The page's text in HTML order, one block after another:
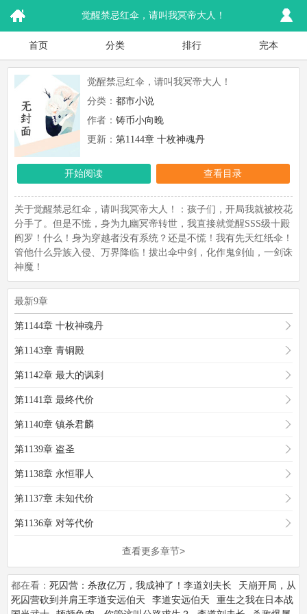
觉醒禁忌红伞，请叫我冥帝大人！
首页 分类 排行 完本
觉醒禁忌红伞，请叫我冥帝大人！
分类： 都市小说
作者： 铸币小向晚
更新： 第1144章 十枚神魂丹
开始阅读 查看目录
关于觉醒禁忌红伞，请叫我冥帝大人！：孩子们，开局我就被校花
分手了。但是不慌，身为九幽冥帝转世，我直接就觉醒SSS级十殿
阎罗！什么！身为穿越者没有系统？还是不慌！我有先天红纸伞！
管他什么异族入侵、万界降临！拔出伞中剑，化作鬼剑仙，一剑诛
神魔！
最新9章
第1144章 十枚神魂丹
第1143章 青铜殿
第1142章 最大的讽刺
第1141章 最终代价
第1140章 镇杀君麟
第1139章 盗圣
第1138章 永恒罪人
第1137章 未知代价
第1136章 对等代价
查看更多章节>
都在看： 死囚营：杀敌亿万，我成神了！李道刘夫长
天崩开局，从
死囚营砍到并肩王李道安远伯天
李道安远伯天
重生之我在日本战